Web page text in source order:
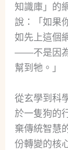
知識庫」的
說：「如果
如先上這個
——不是因為
幫到牠。」
從玄學到科
於一隻狗的
棄傳統智慧
份轉變的核